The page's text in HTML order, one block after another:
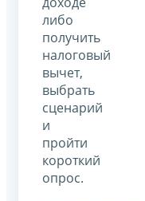
либо
получить
налоговый
вычет,
выбрать
сценарий
и
пройти
короткий
опрос.